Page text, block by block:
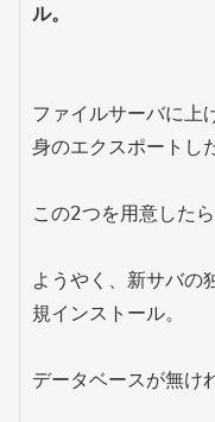
ル。
ファイルサーバに上
身のエクスポートし
この2つを用意したら
ようやく、新サバの
規インストール。
データベースが無け